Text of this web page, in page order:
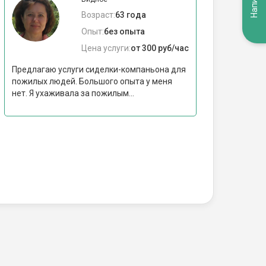
Возраст:63 года
Опыт:без опыта
Цена услуги:от 300 руб/час
Предлагаю услуги сиделки-компаньона для
пожилых людей. Большого опыта у меня
нет. Я ухаживала за пожилым...